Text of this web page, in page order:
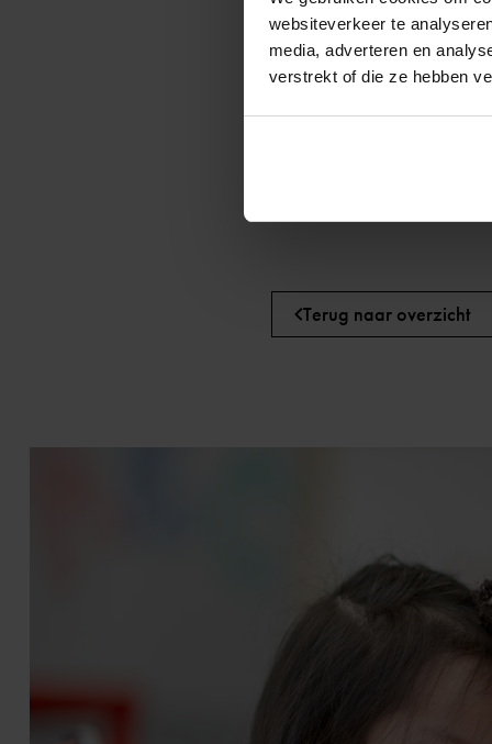
websiteverkeer te
media, adverteren en
verstrekt of die ze hebben
bied uw kind een
ga in gesprek met de
leeshet
ga eventueel in gesprek
emotionele
Terug naar overzicht